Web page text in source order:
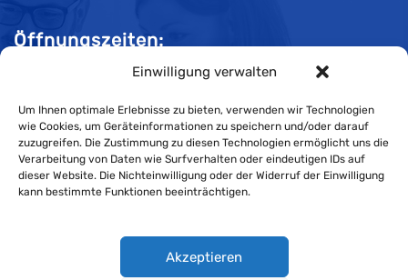
Einwilligung verwalten
Um Ihnen optimale Erlebnisse zu bieten, verwenden wir Technologien
wie Cookies, um Geräteinformationen zu speichern und/oder darauf
zuzugreifen. Die Zustimmung zu diesen Technologien ermöglicht uns die
Verarbeitung von Daten wie Surfverhalten oder eindeutigen IDs auf
dieser Website. Die Nichteinwilligung oder der Widerruf der Einwilligung
kann bestimmte Funktionen beeinträchtigen.
Akzeptieren
Öffnungszeiten:
Mo-Do 08:00 bis 11:30 und 13:30 bis 16:30 Uhr
Fr 08:00 bis 11:30 und 13:30 bis 16:00 Uhr
Impressum
Cookie-Richtlinie